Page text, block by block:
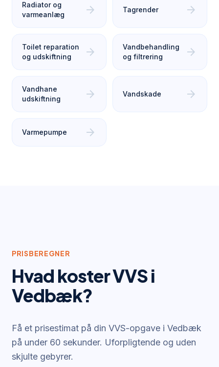
Radiator og
varmeanlæg
arrow_forward Tagrender arrow_forward
Toilet reparation
og udskiftning
arrow_forward
Vandbehandling
og filtrering
arrow_forward
Vandhane
udskiftning
arrow_forward Vandskade arrow_forward
Varmepumpe arrow_forward
PRISBEREGNER
Hvad koster VVS i
Vedbæk?
Få et prisestimat på din VVS-opgave i Vedbæk
på under 60 sekunder. Uforpligtende og uden
skjulte gebyrer.